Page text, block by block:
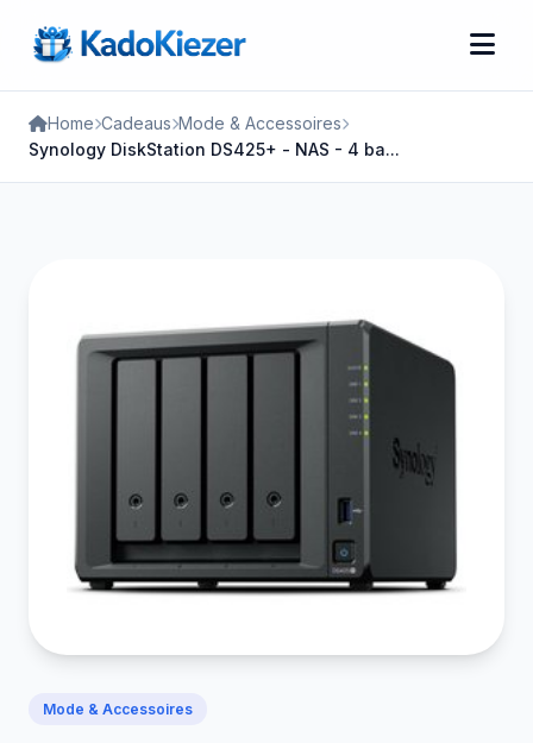
Home Cadeaus Mode & Accessoires
Synology DiskStation DS425+ - NAS - 4 ba...
Mode & Accessoires